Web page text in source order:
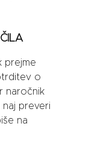
prejme
o
naročnik
preveri
na